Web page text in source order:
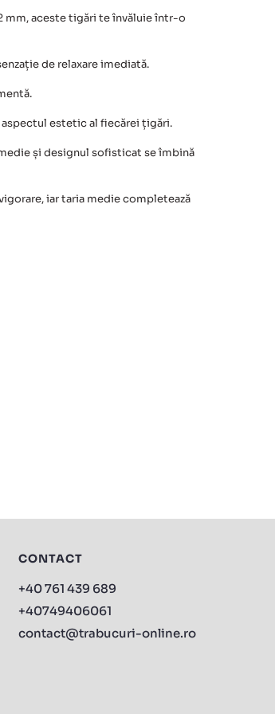
mm, aceste tigări te învăluie într-o
de relaxare imediată.
estetic al fiecărei țigări.
și designul sofisticat se îmbină
iar taria medie completează
CONTACT
+40 761 439 689
+40749406061
contact@trabucuri-online.ro